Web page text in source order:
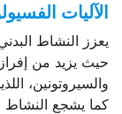
الآليات
يعزز النشاط
حيث يزيد من إفراز
والسيروتونين،
كما يشجع النشاط